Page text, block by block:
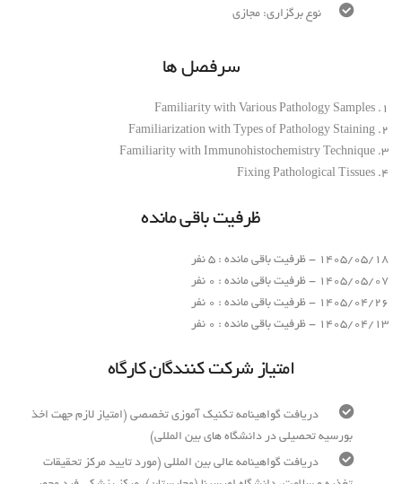
نوع برگزاری: مجازی
سرفصل ها
1. Familiarity with Various Pathology Samples
2. Familiarization with Types of Pathology Staining
3. Familiarity with Immunohistochemistry Technique
4. Fixing Pathological Tissues
ظرفیت باقی مانده
1405/05/18 - ظرفیت باقی مانده : 5 نفر
1405/05/07 - ظرفیت باقی مانده : 0 نفر
1405/04/26 - ظرفیت باقی مانده : 0 نفر
1405/04/13 - ظرفیت باقی مانده : 0 نفر
امتیاز شرکت کنندگان کارگاه
دریافت گواهینامه تکنیک آموزی تخصصی (امتیاز لازم جهت اخذ
بورسیه تحصیلی در دانشگاه های بین المللی)
دریافت گواهینامه عالی بین المللی (مورد تایید مرکز تحقیقات